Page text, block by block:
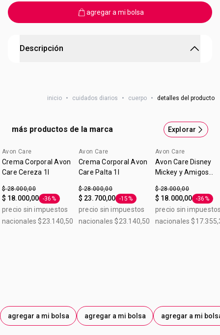
agregar a mi bolsa
Descripción
¡Nutrí y suavizá tus manos! Crema hidratante de manos
inicio • cuidados diarios • cuerpo • detalles del producto
más productos de la marca Explorar
Avon Care
Crema Corporal Avon
Care Cereza 1l
$ 28.000,00
$ 18.000,00 Etiqueta -36%
-36%
precio sin impuestos
nacionales $23.140,50
agregar a mi bolsa
Avon Care
Crema Corporal Avon
Care Palta 1l
$ 28.000,00
$ 23.700,00 Etiqueta -15%
-15%
precio sin impuestos
nacionales $23.140,50
agregar a mi bolsa
Lo nuevo
Avon Care
Avon Care Disney
Mickey y Amigos
Corporal 1 L
$ 28.000,00
$ 18.000,00 Etiqueta
-36%
precio sin
nacionales
agregar a mi